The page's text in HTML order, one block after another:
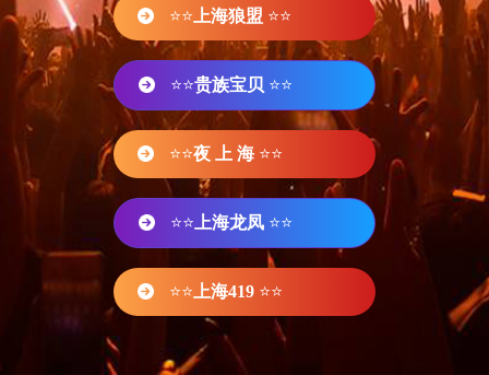
⭐⭐ 上海狼盟 ⭐⭐
⭐⭐贵族宝贝 ⭐⭐
⭐⭐夜 上 海 ⭐⭐
⭐⭐ 上海龙凤 ⭐⭐
⭐⭐ 上海419 ⭐⭐